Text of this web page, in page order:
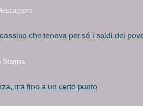
che teneva per sé i soldi dei
Stampa
ma fino a un certo punto